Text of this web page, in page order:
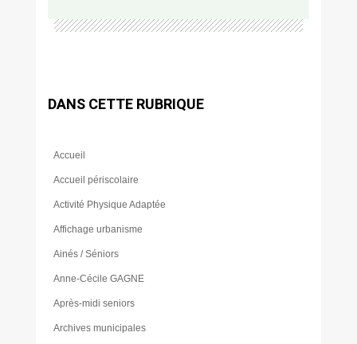
DANS CETTE RUBRIQUE
Accueil
Accueil périscolaire
Activité Physique Adaptée
Affichage urbanisme
Ainés / Séniors
Anne-Cécile GAGNE
Après-midi seniors
Archives municipales